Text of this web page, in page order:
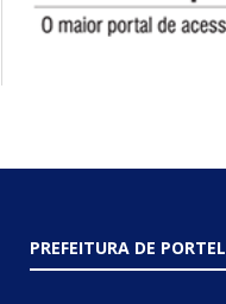
PREFEITURA DE PORTEL